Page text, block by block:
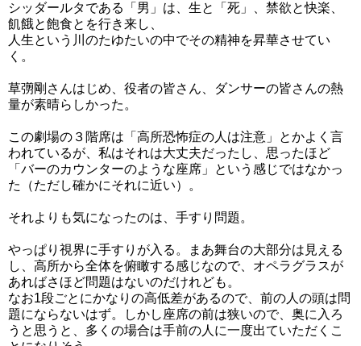
シッダールタである「男」は、生と「死」、禁欲と快楽、
飢餓と飽食とを行き来し、
人生という川のたゆたいの中でその精神を昇華させてい
く。
草彅剛さんはじめ、役者の皆さん、ダンサーの皆さんの熱
量が素晴らしかった。
この劇場の３階席は「高所恐怖症の人は注意」とかよく言
われているが、私はそれは大丈夫だったし、思ったほど
「バーのカウンターのような座席」という感じではなかっ
た（ただし確かにそれに近い）。
それよりも気になったのは、手すり問題。
やっぱり視界に手すりが入る。まあ舞台の大部分は見える
し、高所から全体を俯瞰する感じなので、オペラグラスが
あればさほど問題はないのだけれども。
なお1段ごとにかなりの高低差があるので、前の人の頭は問
題にならないはず。しかし座席の前は狭いので、奥に入ろ
うと思うと、多くの場合は手前の人に一度出ていただくこ